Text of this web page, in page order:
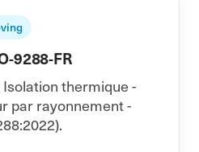
9288-FR
Isolation thermique -
par rayonnement -